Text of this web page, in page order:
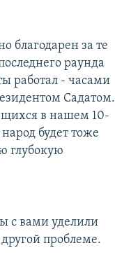
благодарен за те
раунда
работал - часами
Садатом.
в нашем 10-
будет тоже
глубокую
с вами уделили
проблеме.